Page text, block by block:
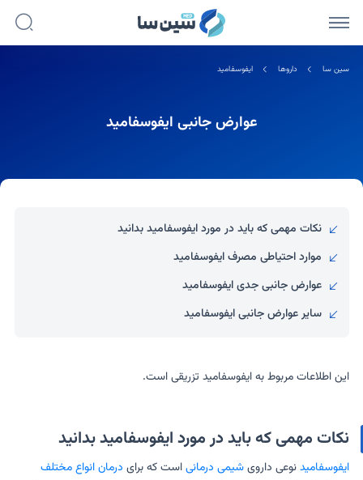
سین سا داروها ایفوسفامید
عوارض جانبی ایفوسفامید
نکات مهمی که باید در مورد ایفوسفامید بدانید
موارد احتیاطی مصرف ایفوسفامید
عوارض جانبی جدی ایفوسفامید
سایر عوارض جانبی ایفوسفامید
این اطلاعات مربوط به ایفوسفامید تزریقی است.
نکات مهمی که باید در مورد ایفوسفامید بدانید
ایفوسفامیدنوعی دارویشیمی درمانیاست که برای درمان انواع مختلف